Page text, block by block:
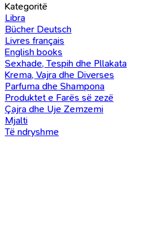
Kategoritë
Libra
Bücher Deutsch
Livres français
English books
Sexhade, Tespih dhe Pllakata
Krema, Vajra dhe Diverses
Parfuma dhe Shampona
Produktet e Farës së zezë
Çajra dhe Uje Zemzemi
Mjalti
Të ndryshme